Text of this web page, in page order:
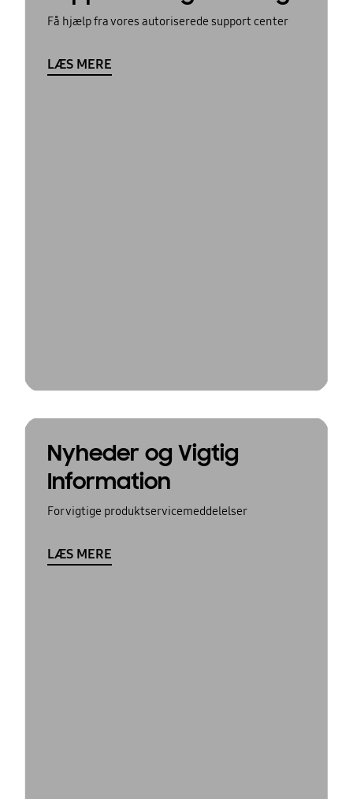
Få hjælp fra vores autoriserede support center
LÆS MERE
Nyheder og Vigtig
Information
For vigtige produktservicemeddelelser
LÆS MERE